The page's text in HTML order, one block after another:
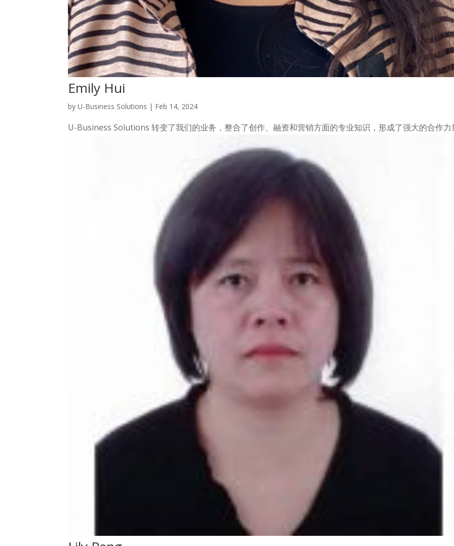
Emily Hui
byU-Business Solutions | Feb 14, 2024
U-Business Solutions 转变了我们的业务，整合了创作、融资和营销方面的专业知识，形成了强大的合作力